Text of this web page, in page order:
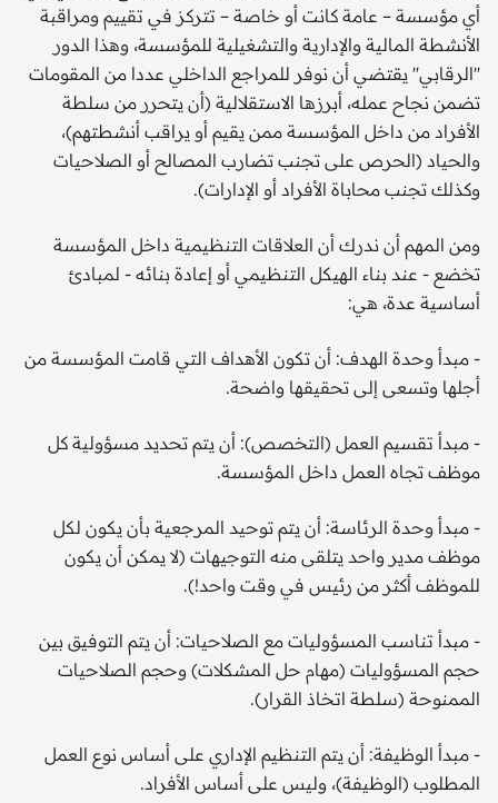
أي مؤسسة – عامة كانت أو خاصة – تتركز في تقييم ومراقبة
الأنشطة المالية والإدارية والتشغيلية للمؤسسة، وهذا الدور
''الرقابي'' يقتضي أن نوفر للمراجع الداخلي عددا من المقومات
تضمن نجاح عمله، أبرزها الاستقلالية (أن يتحرر من سلطة
الأفراد من داخل المؤسسة ممن يقيم أو يراقب أنشطتهم)،
والحياد (الحرص على تجنب تضارب المصالح أو الصلاحيات
وكذلك تجنب محاباة الأفراد أو الإدارات).
ومن المهم أن ندرك أن العلاقات التنظيمية داخل المؤسسة
تخضع - عند بناء الهيكل التنظيمي أو إعادة بنائه - لمبادئ
أساسية عدة، هي:
- مبدأ وحدة الهدف: أن تكون الأهداف التي قامت المؤسسة من
أجلها وتسعى إلى تحقيقها واضحة.
- مبدأ تقسيم العمل (التخصص): أن يتم تحديد مسؤولية كل
موظف تجاه العمل داخل المؤسسة.
- مبدأ وحدة الرئاسة: أن يتم توحيد المرجعية بأن يكون لكل
موظف مدير واحد يتلقى منه التوجيهات (لا يمكن أن يكون
للموظف أكثر من رئيس في وقت واحد!).
- مبدأ تناسب المسؤوليات مع الصلاحيات: أن يتم التوفيق بين
حجم المسؤوليات (مهام حل المشكلات) وحجم الصلاحيات
الممنوحة (سلطة اتخاذ القرار).
- مبدأ الوظيفة: أن يتم التنظيم الإداري على أساس نوع العمل
المطلوب (الوظيفة)، وليس على أساس الأفراد.